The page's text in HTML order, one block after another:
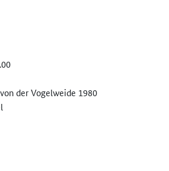
der Vogelweide 1980